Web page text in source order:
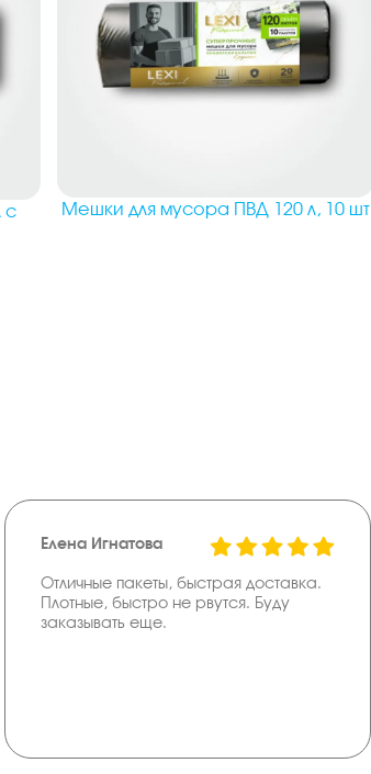
с
Мешки для мусора ПВД 120 л, 10 шт
Елена Игнатова
Отличные пакеты, быстрая доставка.
Плотные, быстро не рвутся. Буду
заказывать еще.